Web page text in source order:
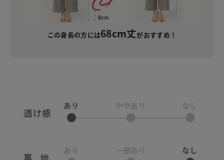
この身長の方には68cm丈がおすすめ！